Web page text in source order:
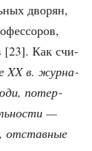
дво­рян,
[23]. Как счи­
XX в. жур­на­
потер­
—
отстав­ные